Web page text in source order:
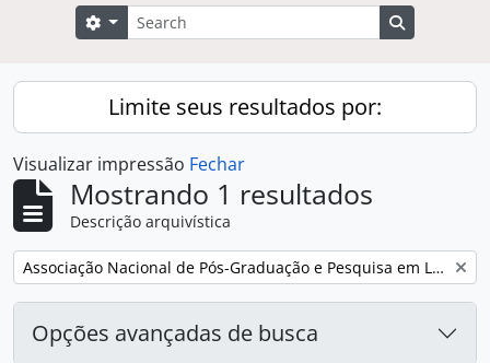
Buscar
Opções de busca
Limite seus resultados por:
Visualizar impressão Fechar
Mostrando 1 resultados
Descrição arquivística
Remover filtro: Associação Nacional de Pós-Graduação e Pesquisa em Letras e Linguística
Opções avançadas de busca